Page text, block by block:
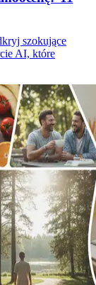
szokujące
AI, które